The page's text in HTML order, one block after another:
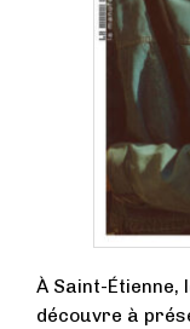
À Saint-
découvre à